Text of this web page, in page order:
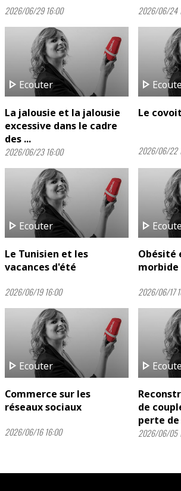
2026/06/29 16:00 2026/06/24
play_arrow Ecouter
La jalousie et la jalousie
excessive dans le cadre
des ...
2026/06/23 16:00
play_arrow
Le
2026/06/22
play_arrow Ecouter
Le Tunisien et les
vacances d'été
2026/06/19 16:00
play_arrow
Obésité
morbide
2026/06/17
play_arrow Ecouter
Commerce sur les
réseaux sociaux
2026/06/16 16:00
play_arrow
de
perte de
2026/06/05